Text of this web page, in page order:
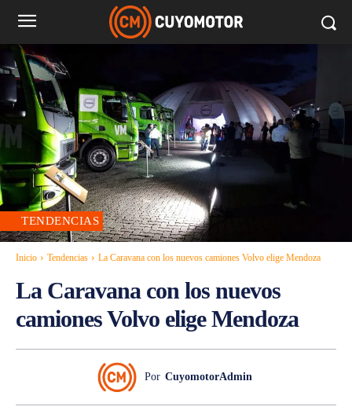
TENDENCIAS
Inicio Tendencias La Caravana con los nuevos camiones Volvo elige Mendoza
La Caravana con los nuevos
camiones Volvo elige Mendoza
Por CuyomotorAdmin